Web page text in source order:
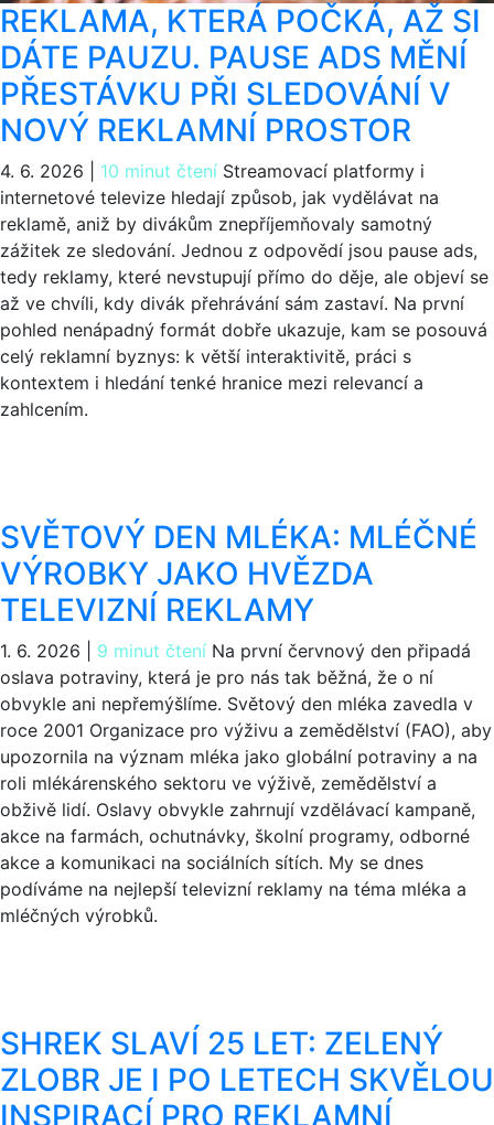
REKLAMA, KTERÁ POČKÁ, AŽ SI
DÁTE PAUZU. PAUSE ADS MĚNÍ
PŘESTÁVKU PŘI SLEDOVÁNÍ V
NOVÝ REKLAMNÍ PROSTOR
4. 6. 2026 10 minut čtení Streamovací platformy i
internetové televize hledají způsob, jak vydělávat na
reklamě, aniž by divákům znepříjemňovaly samotný
zážitek ze sledování. Jednou z odpovědí jsou pause ads,
tedy reklamy, které nevstupují přímo do děje, ale objeví se
až ve chvíli, kdy divák přehrávání sám zastaví. Na první
pohled nenápadný formát dobře ukazuje, kam se posouvá
celý reklamní byznys: k větší interaktivitě, práci s
kontextem i hledání tenké hranice mezi relevancí a
zahlcením.
SVĚTOVÝ DEN MLÉKA: MLÉČNÉ
VÝROBKY JAKO HVĚZDA
TELEVIZNÍ REKLAMY
1. 6. 2026 9 minut čtení Na první červnový den připadá
oslava potraviny, která je pro nás tak běžná, že o ní
obvykle ani nepřemýšlíme. Světový den mléka zavedla v
roce 2001 Organizace pro výživu a zemědělství (FAO), aby
upozornila na význam mléka jako globální potraviny a na
roli mlékárenského sektoru ve výživě, zemědělství a
obživě lidí. Oslavy obvykle zahrnují vzdělávací kampaně,
akce na farmách, ochutnávky, školní programy, odborné
akce a komunikaci na sociálních sítích. My se dnes
podíváme na nejlepší televizní reklamy na téma mléka a
mléčných výrobků.
SHREK SLAVÍ 25 LET: ZELENÝ
ZLOBR JE I PO LETECH SKVĚLOU
INSPIRACÍ PRO REKLAMNÍ